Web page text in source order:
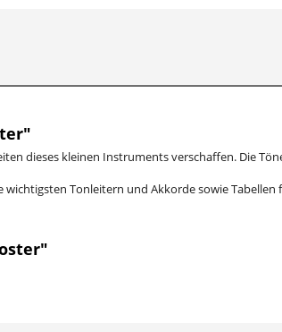
dieses kleinen Instruments verschaffen. Die
Tonleitern und Akkorde sowie